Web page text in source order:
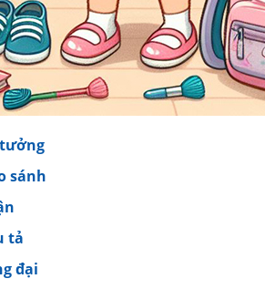
sánh
tả
đại